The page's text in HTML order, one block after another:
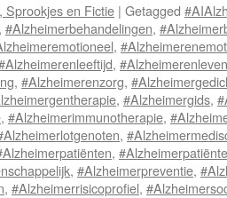
Sprookjes en Fictie | Getagged
, #Alzheimerbehandelingen,
,
,
, #Alzheimerenzorg,
, #Alzheimergids,
, #Alzheimerimmunotherapie,
,
,
, #Alzheimerpreventie,
, #Alzheimerrisicoprofiel,